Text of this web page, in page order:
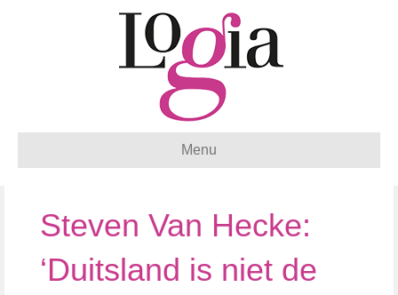
Menu
Steven Van Hecke:
‘Duitsland is niet de